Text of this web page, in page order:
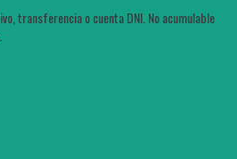
transferencia o cuenta DNI. No acumulable